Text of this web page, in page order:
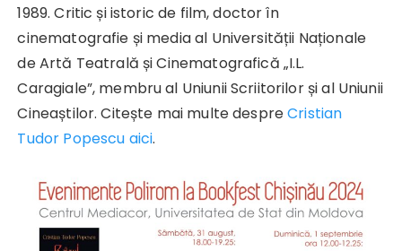
1989. Critic și istoric de film, doctor în
cinematografie și media al Universității Naționale
de Artă Teatrală și Cinematografică „I.L.
Caragiale”, membru al Uniunii Scriitorilor și al Uniunii
Cineaștilor. Citește mai multe despreCristian
Tudor Popescu aici.